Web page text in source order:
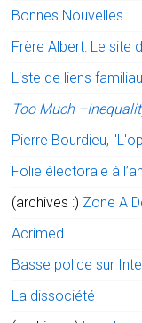
Bonnes Nouvelles
Frère Albert: Le site
Liste de liens
Too Much
Pierre Bourdieu,
Folie électorale à
(archives :) Zone A
Acrimed
Basse police sur
La dissociété